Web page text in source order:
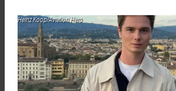
Heinz Koop/Aviation Hero